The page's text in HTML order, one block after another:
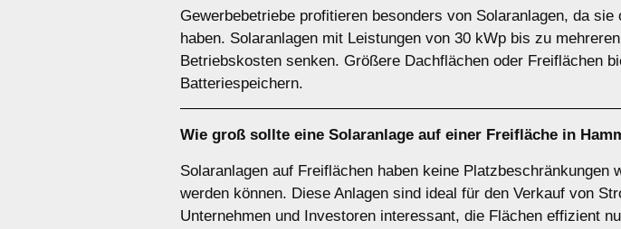
Gewerbebetriebe profitieren besonders von Solaranlagen, da
haben. Solaranlagen mit Leistungen von 30 kWp bis zu
Betriebskosten senken. Größere Dachflächen oder Freiflächen
Batteriespeichern.
Wie groß sollte eine Solaranlage auf einer Freifläche in
Solaranlagen auf Freiflächen haben keine
werden können. Diese Anlagen sind ideal für den Verkauf von
Unternehmen und Investoren interessant, die Flächen effizient